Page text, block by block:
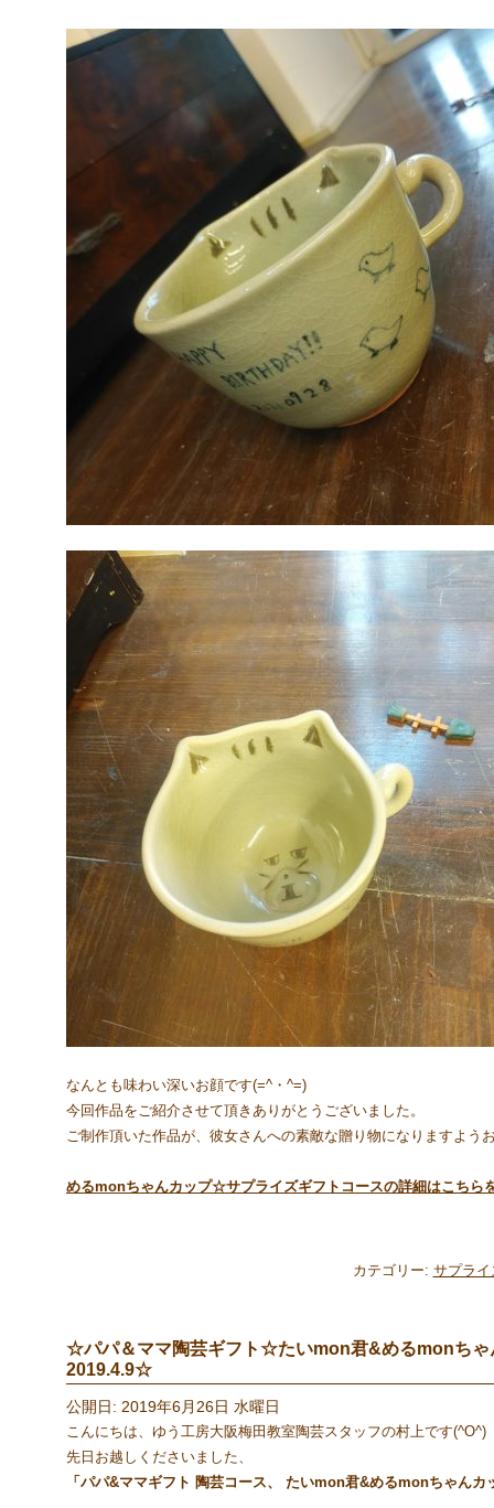
なんとも味わい深いお顔です(=^・^=)
今回作品をご紹介させて頂きありがとうございました。
ご制作頂いた作品が、彼女さんへの素敵な贈り物になりますよう
めるmonちゃんカップ☆サプライズギフトコースの詳細はこちら
カテゴリー: サプラ
☆パパ＆ママ陶芸ギフト☆たいmon君&めるmonち
2019.4.9☆
公開日: 2019年6月26日 水曜日
こんにちは、ゆう工房大阪梅田教室陶芸スタッフの村上です(^O^)
先日お越しくださいました、
「パパ&ママギフト 陶芸コース、 たいmon君&めるmonちゃんカ